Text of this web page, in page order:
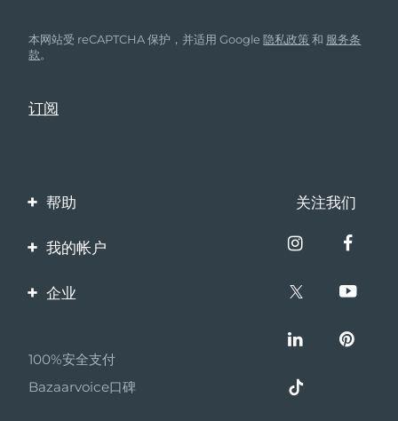
本网站受 reCAPTCHA 保护，并适用 Google隐私政策 和 服务条
款。
帮助
联系我们
保修与退换货
关注我们
我的帐户
产品注册
企业
伙伴计划
联盟新闻
100%安全支付
Bazaarvoice口碑